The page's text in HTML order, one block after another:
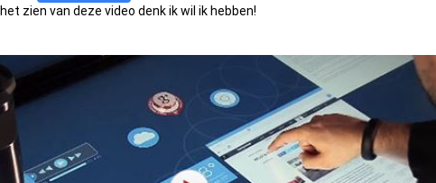
zien van deze video denk ik wil ik hebben!